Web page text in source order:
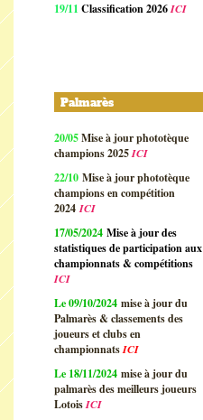
19/11 Classification 2026ICI
Palmarès
20/05Mise à jour phototèque
champions 2025ICI
22/10 Mise à jour phototèque
champions en compétition
2024ICI
17/05/2024 Mise à jour des
statistiques de participation aux
championnats & compétitions
ICI
Le 09/10/2024 mise à jour du
Palmarès & classements des
joueurs et clubs en
championnatsICI
Le 18/11/2024 mise à jour du
palmarès des meilleurs joueurs
LotoisICI